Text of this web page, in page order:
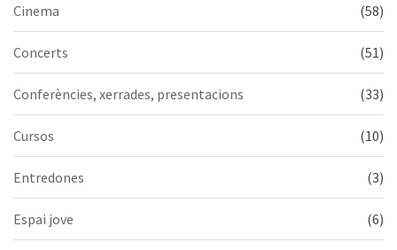
Cinema (58)
Concerts (51)
Conferències, xerrades, presentacions (33)
Cursos (10)
Entredones (3)
Espai jove (6)